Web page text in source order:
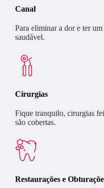
Canal
Para eliminar a dor e ter
saudável.
Cirurgias
Fique tranquilo, cirurgias
são cobertas.
Restaurações e